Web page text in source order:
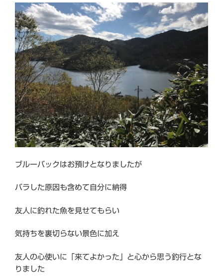
ブルーバックはお預けとなりましたが
バラした原因も含めて自分に納得
友人に釣れた魚を見せてもらい
気持ちを裏切らない景色に加え
友人の心使いに「来てよかった」と心から思う釣行とな
りました